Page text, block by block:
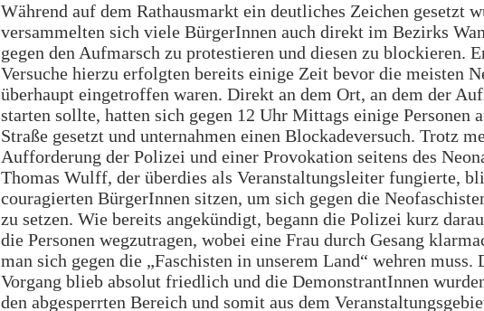
Während auf dem Rathausmarkt ein deutliches Zeichen gesetzt
versammelten sich viele BürgerInnen auch direkt im Bezirks
gegen den Aufmarsch zu protestieren und diesen zu blockieren.
Versuche hierzu erfolgten bereits einige Zeit bevor die meisten
überhaupt eingetroffen waren. Direkt an dem Ort, an dem der
starten sollte, hatten sich gegen 12 Uhr Mittags einige Personen
Straße gesetzt und unternahmen einen Blockadeversuch. Trotz
Aufforderung der Polizei und einer Provokation seitens des
Thomas Wulff, der überdies als Veranstaltungsleiter fungierte,
couragierten BürgerInnen sitzen, um sich gegen die
zu setzen. Wie bereits angekündigt, begann die Polizei kurz
die Personen wegzutragen, wobei eine Frau durch Gesang
man sich gegen die „Faschisten in unserem Land“ wehren muss.
Vorgang blieb absolut friedlich und die DemonstrantInnen
den abgesperrten Bereich und somit aus dem